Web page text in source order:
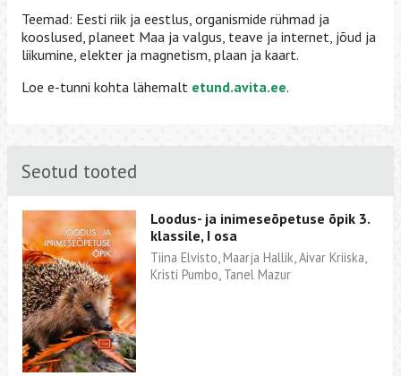
Teemad: Eesti riik ja eestlus, organismide rühmad ja
kooslused, planeet Maa ja valgus, teave ja internet, jõud ja
liikumine, elekter ja magnetism, plaan ja kaart.
Loe e-tunni kohta lähemalt etund.avita.ee.
Seotud tooted
Loodus- ja inimeseõpetuse õpik 3.
klassile, I osa
Tiina Elvisto, Maarja Hallik, Aivar Kriiska,
Kristi Pumbo, Tanel Mazur